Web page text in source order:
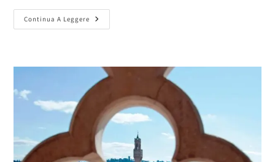
Continua A Leggere